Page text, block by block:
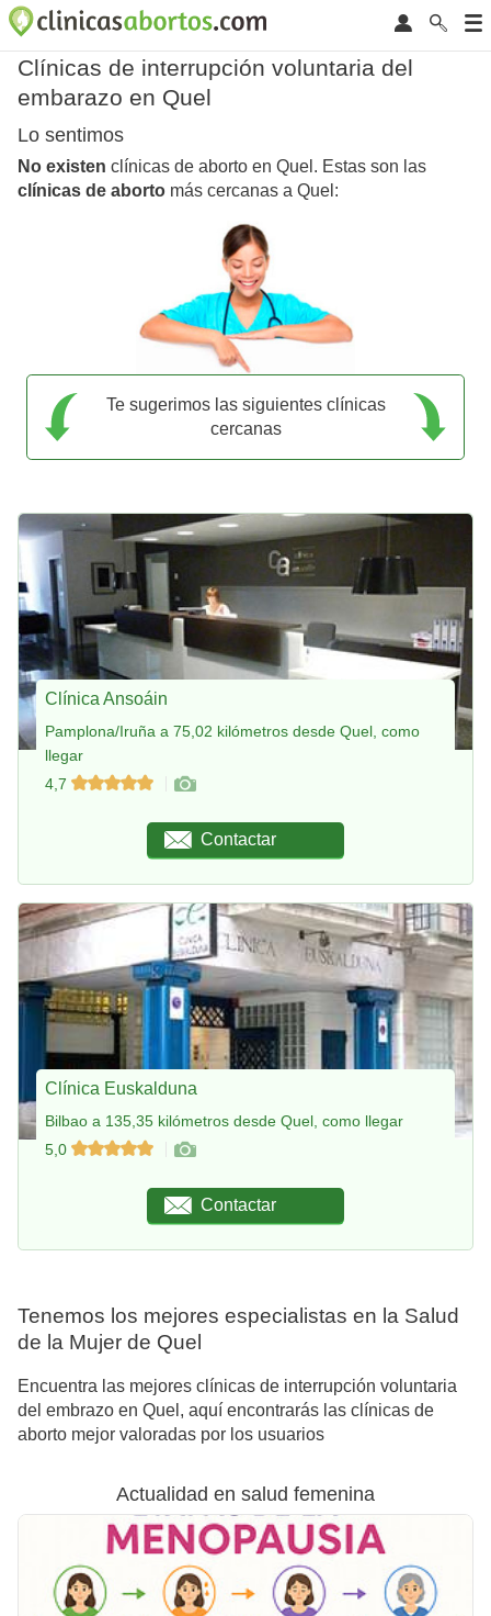
Clínicas de interrupción voluntaria del
embarazo en Quel
Lo sentimos
No existen clínicas de aborto en Quel. Estas son las
clínicas de aborto más cercanas a Quel:
Te sugerimos las siguientes clínicas
cercanas
Clínica Ansoáin
Pamplona/Iruña a 75,02 kilómetros desde Quel, como
llegar
4,7
Contactar
Clínica Euskalduna
Bilbao a 135,35 kilómetros desde Quel, como llegar
5,0
Contactar
Tenemos los mejores especialistas en la Salud
de la Mujer de Quel
Encuentra las mejores clínicas de interrupción voluntaria
del embrazo en Quel, aquí encontrarás las clínicas de
aborto mejor valoradas por los usuarios
Actualidad en salud femenina